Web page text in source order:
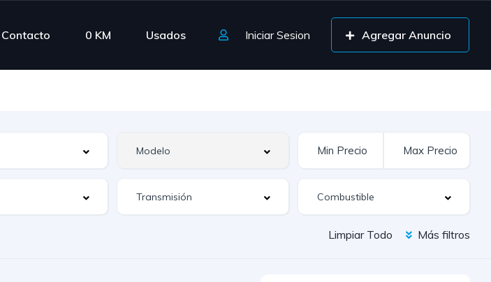
Contacto 0 KM Usados Iniciar Sesion Agregar Anuncio
Limpiar Todo Más filtros